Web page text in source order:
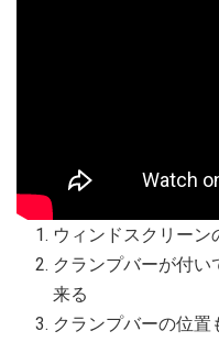
ウィンドスクリーン
クランプバーが付い
来る
クランプバーの位